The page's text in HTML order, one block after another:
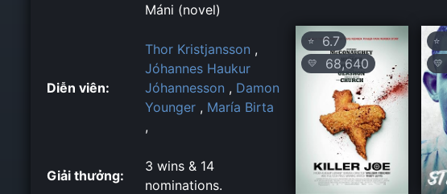
Máni (novel)
Diễn viên:
Thor Kristjansson ,
Jóhannes Haukur
Jóhannesson , Damon
Younger , María Birta
,
Giải thưởng:
3 wins & 14
nominations.
⭐ 6.7
💛 68,640
⭐
💛